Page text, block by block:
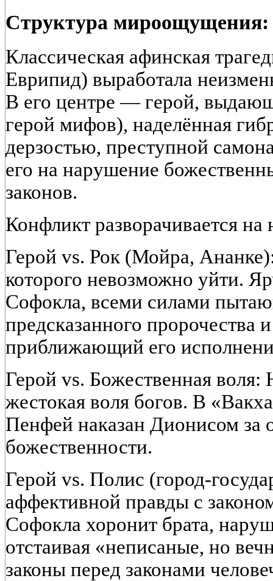
Структура мироощущения:
Классическая афинская
Еврипид) выработала
В его центре — герой,
герой мифов), наделённая
дерзостью, преступной
его на нарушение
законов.
Конфликт разворачивается на
Герой vs. Рок (Мойра,
которого невозможно уйти.
Софокла, всеми силами
предсказанного
приближающий его
Герой vs. Божественная
жестокая воля богов. В
Пенфей наказан Дионисом за
божественности.
Герой vs. Полис (город-
аффективной правды с
Софокла хоронит брата,
отстаивая «неписаные, но
законы перед законами